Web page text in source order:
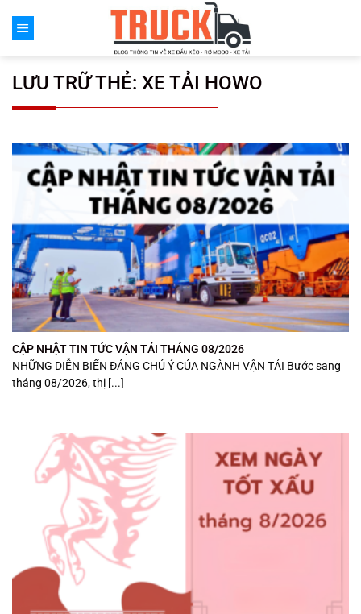
đến
LƯU TRỮ THẺ: XE TẢI HOWO
CẬP NHẬT TIN TỨC VẬN TẢI THÁNG 08/2026
NHỮNG DIỄN BIẾN ĐÁNG CHÚ Ý CỦA NGÀNH VẬN TẢI Bước sang
tháng 08/2026, thị [...]